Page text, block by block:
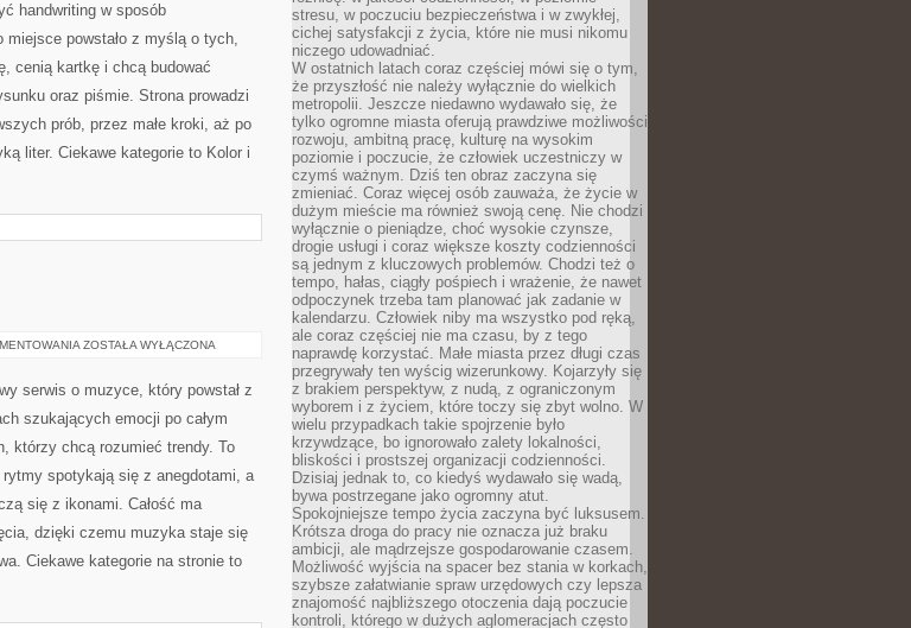
handwriting w sposób
miejsce powstało z myślą o tych,
cenią kartkę i chcą budować
oraz piśmie. Strona prowadzi
prób, przez małe kroki, aż po
liter. Ciekawe kategorie to Kolor i
MUZYKA
ZOSTAŁA WYŁĄCZONA
serwis o muzyce, który powstał z
szukających emocji po całym
którzy chcą rozumieć trendy. To
spotykają się z anegdotami, a
się z ikonami. Całość ma
dzięki czemu muzyka staje się
Ciekawe kategorie na stronie to
stresu, w poczuciu bezpieczeństwa i w zwykłej,
cichej satysfakcji z życia, które nie musi nikomu
niczego udowadniać.
W ostatnich latach coraz częściej mówi się o tym,
że przyszłość nie należy wyłącznie do wielkich
metropolii. Jeszcze niedawno wydawało się, że
tylko ogromne miasta oferują prawdziwe możliwości
rozwoju, ambitną pracę, kulturę na wysokim
poziomie i poczucie, że człowiek uczestniczy w
czymś ważnym. Dziś ten obraz zaczyna się
zmieniać. Coraz więcej osób zauważa, że życie w
dużym mieście ma również swoją cenę. Nie chodzi
wyłącznie o pieniądze, choć wysokie czynsze,
drogie usługi i coraz większe koszty codzienności
są jednym z kluczowych problemów. Chodzi też o
tempo, hałas, ciągły pośpiech i wrażenie, że nawet
odpoczynek trzeba tam planować jak zadanie w
kalendarzu. Człowiek niby ma wszystko pod ręką,
ale coraz częściej nie ma czasu, by z tego
naprawdę korzystać. Małe miasta przez długi czas
przegrywały ten wyścig wizerunkowy. Kojarzyły się
z brakiem perspektyw, z nudą, z ograniczonym
wyborem i z życiem, które toczy się zbyt wolno. W
wielu przypadkach takie spojrzenie było
krzywdzące, bo ignorowało zalety lokalności,
bliskości i prostszej organizacji codzienności.
Dzisiaj jednak to, co kiedyś wydawało się wadą,
bywa postrzegane jako ogromny atut.
Spokojniejsze tempo życia zaczyna być luksusem.
Krótsza droga do pracy nie oznacza już braku
ambicji, ale mądrzejsze gospodarowanie czasem.
Możliwość wyjścia na spacer bez stania w korkach,
szybsze załatwianie spraw urzędowych czy lepsza
znajomość najbliższego otoczenia dają poczucie
kontroli, którego w dużych aglomeracjach często